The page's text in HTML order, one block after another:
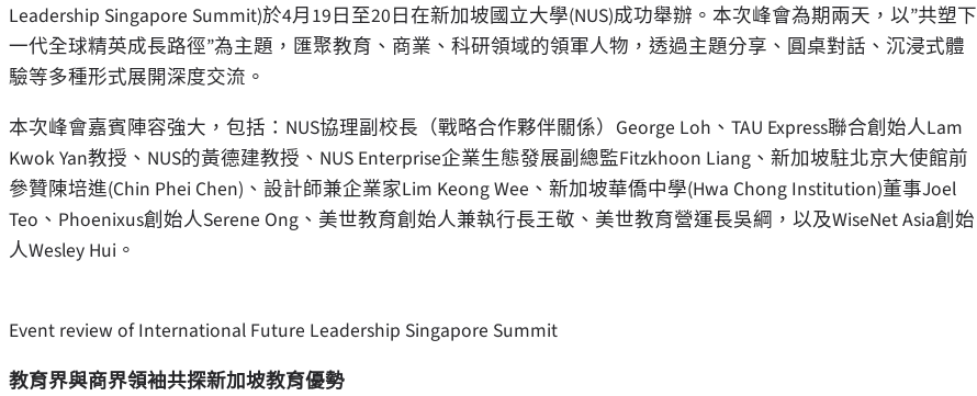
Leadership Singapore Summit)於4月19日至20日在新加坡國立大學(NUS)成功舉辦。本次峰會為期兩天，以”共塑下
一代全球精英成長路徑”為主題，匯聚教育、商業、科研領域的領軍人物，透過主題分享、圓桌對話、沉浸式體
驗等多種形式展開深度交流。
本次峰會嘉賓陣容強大，包括：NUS協理副校長（戰略合作夥伴關係）George Loh、TAU Express聯合創始人Lam
Kwok Yan教授、NUS的黃德建教授、NUS Enterprise企業生態發展副總監Fitzkhoon Liang、新加坡駐北京大使館前
參贊陳培進(Chin Phei Chen)、設計師兼企業家Lim Keong Wee、新加坡華僑中學(Hwa Chong Institution)董事Joel
Teo、Phoenixus創始人Serene Ong、美世教育創始人兼執行長王敬、美世教育營運長吳綱，以及WiseNet Asia創始
人Wesley Hui。
Event review of International Future Leadership Singapore Summit
教育界與商界領袖共探新加坡教育優勢